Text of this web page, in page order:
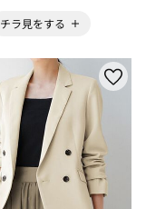
チラ見をする